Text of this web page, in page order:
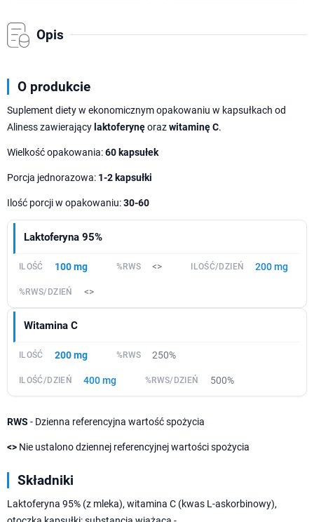
Opis
O produkcie
Suplement diety w ekonomicznym opakowaniu w kapsułkach od
Aliness zawierający laktoferynęorazwitaminę C.
Wielkość opakowania:60 kapsułek
Porcja jednorazowa: 1-2 kapsułki
Ilość porcji w opakowaniu:30-60
Laktoferyna 95%
100 mg <> 200 mg
<>
Witamina C
200 mg 250%
400 mg 500%
RWS - Dzienna referencyjna wartość spożycia
<> Nie ustalono dziennej referencyjnej wartości spożycia
Składniki
Laktoferyna 95% (z mleka), witamina C (kwas L-askorbinowy),